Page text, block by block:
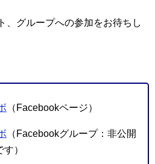
、グループへの参加をお待ちし
（Facebookページ）
（Facebookグループ：非公開
）